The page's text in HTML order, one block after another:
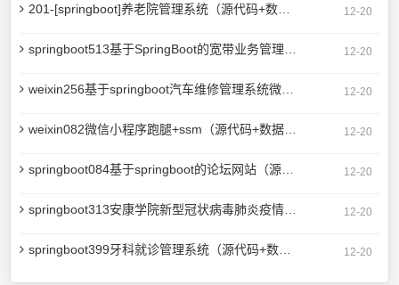
12-20
201-[springboot]养老院管理系统（源代码+数据库）
12-20
springboot513基于SpringBoot的宽带业务管理系统的设计与实现（源代码+数据库+论文）
12-20
weixin256基于springboot汽车维修管理系统微信小程序springboot（源代码+数据库+论文）
12-20
weixin082微信小程序跑腿+ssm（源代码+数据库+论文）
12-20
springboot084基于springboot的论坛网站（源代码+数据库+论文+答辩PPT）
12-20
springboot313安康学院新型冠状病毒肺炎疫情防控专题网站的设计与实现（源代码+数据库+论文）
12-20
springboot399牙科就诊管理系统（源代码+数据库+论文）pf